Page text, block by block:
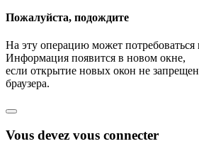
Пожалуйста, подождите
На эту операцию может потребоваться
Информация появится в новом окне,
если открытие новых окон не
браузера.
Vous devez vous connecter